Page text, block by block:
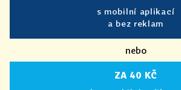
s mobilní aplikací
a bez reklam
nebo
ZA 40 KČ